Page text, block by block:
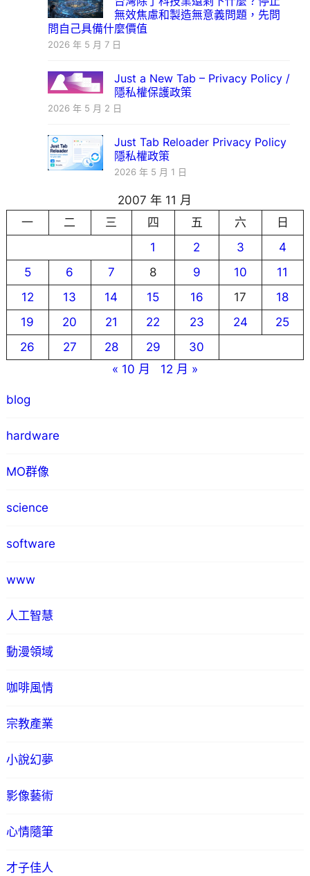
無效焦慮和製造無意義問題，先問
問自己具備什麼價值
2026 年 5 月 7 日
Just a New Tab – Privacy Policy /
隱私權保護政策
2026 年 5 月 2 日
Just Tab Reloader Privacy Policy
隱私權政策
2026 年 5 月 1 日
2007 年 11 月
一
二 三 四 五 六
日
1
2 3
4
5
6 7 8 9 10
11
12
13 14 15 16 17
18
19
20 21 22 23 24
25
26
27 28 29
30
« 10 月
12 月 »
blog
hardware
MO群像
science
software
www
人工智慧
動漫領域
咖啡風情
宗教產業
小說幻夢
影像藝術
心情隨筆
才子佳人